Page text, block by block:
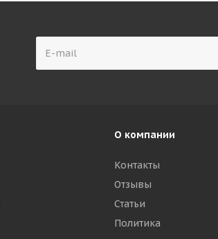
О компании
Контакты
Отзывы
Статьи
Политика